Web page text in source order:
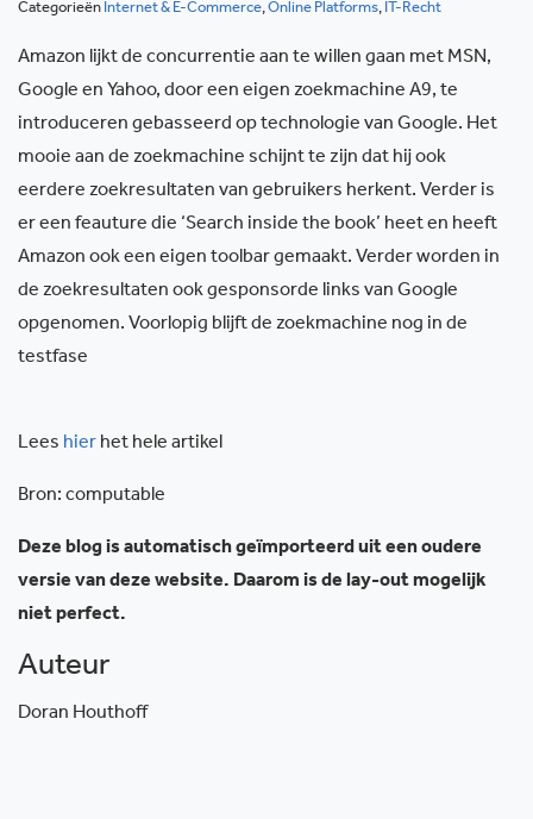
Categorieën Internet & E-Commerce,Online Platforms, IT-Recht
Amazon lijkt de concurrentie aan te willen gaan met MSN,
Google en Yahoo, door een eigen zoekmachine A9, te
introduceren gebasseerd op technologie van Google. Het
mooie aan de zoekmachine schijnt te zijn dat hij ook
eerdere zoekresultaten van gebruikers herkent. Verder is
er een feauture die ‘Search inside the book’ heet en heeft
Amazon ook een eigen toolbar gemaakt. Verder worden in
de zoekresultaten ook gesponsorde links van Google
opgenomen. Voorlopig blijft de zoekmachine nog in de
testfase
Lees hier het hele artikel
Bron: computable
Deze blog is automatisch geïmporteerd uit een oudere
versie van deze website. Daarom is de lay-out mogelijk
niet perfect.
Auteur
Doran Houthoff